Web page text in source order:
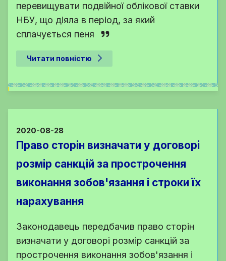
перевищувати подвійної облікової ставки
НБУ, що діяла в період, за який
сплачується пеня
Читати повністю
2020-08-28
Право сторін визначати у договорі
розмір санкцій за прострочення
виконання зобов'язання і строки їх
нарахування
Законодавець передбачив право сторін
визначати у договорі розмір санкцій за
прострочення виконання зобов'язання і